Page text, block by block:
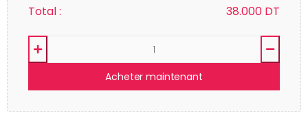
Total : 38.000 DT
Acheter maintenant